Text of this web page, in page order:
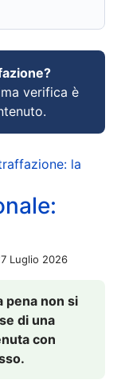
verifica è
la
Luglio 2026
pena non si
di una
con